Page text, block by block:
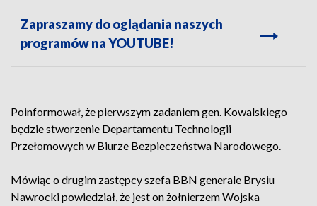
Zapraszamy do oglądania naszych
programów na YOUTUBE!
Poinformował, że pierwszym zadaniem gen. Kowalskiego
będzie stworzenie Departamentu Technologii
Przełomowych w Biurze Bezpieczeństwa Narodowego.
Mówiąc o drugim zastępcy szefa BBN generale Brysiu
Nawrocki powiedział, że jest on żołnierzem Wojska